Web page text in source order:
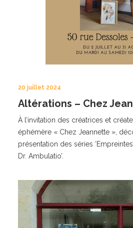
20 juillet 2024
Altérations – Chez
À l’invitation des créatrices et
éphémère « Chez Jeannette »,
présentation des séries
Dr. Ambulatio’.